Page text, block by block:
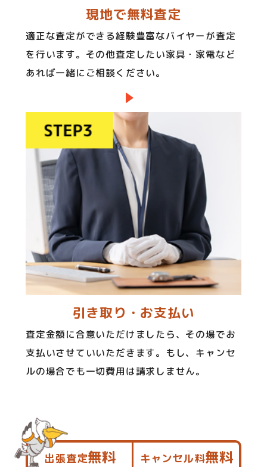
現地で無料査定
適正な査定ができる経験豊富なバイヤーが査定
を行います。その他査定したい家具・家電など
あれば一緒にご相談ください。
引き取り・お支払い
査定金額に合意いただけましたら、その場でお
支払いさせていいただきます。もし、キャンセ
ルの場合でも一切費用は請求しません。
出張査定無料 キャンセル料無料